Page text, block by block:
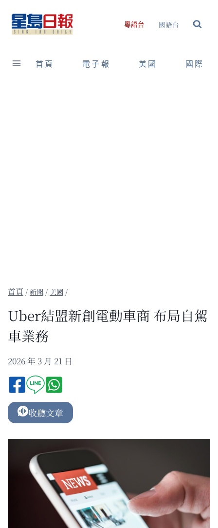
content
粵語台 國語台
首頁 電子報 美國 國際
/新聞 / 美國 /
Uber結盟新創電動車商 布局自駕
車業務
2026 年 3 月 21 日
收聽文章